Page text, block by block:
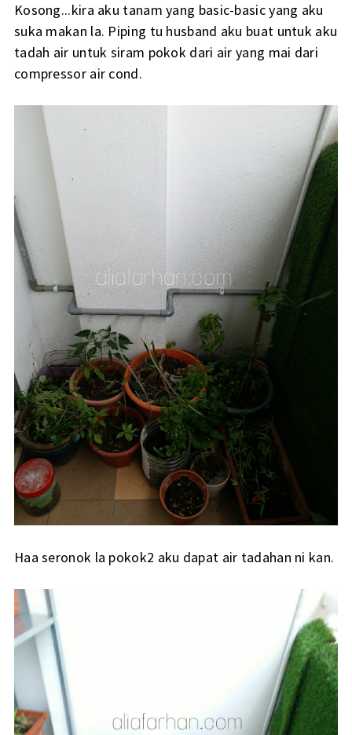
Kosong...kira aku tanam yang basic-basic yang aku
suka makan la. Piping tu husband aku buat untuk aku
tadah air untuk siram pokok dari air yang mai dari
compressor air cond.
Haa seronok la pokok2 aku dapat air tadahan ni kan.